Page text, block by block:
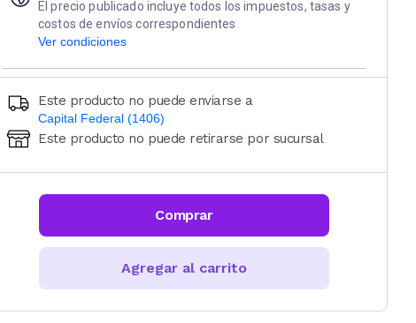
El precio publicado incluye todos los impuestos, tasas y
costos de envíos correspondientes
Ver condiciones
Este producto no puede enviarse a
Capital Federal (1406)
Ingresá código postal (sólo números)
CALCULAR
Este producto no puede retirarse por sucursal
Comprar
Agregar al carrito